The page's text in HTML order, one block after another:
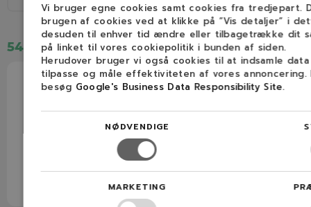
54,00 kr. 32,00 kr.
Vi bruger egne cookies samt cookies fra tredjepart.
brugen af cookies ved at klikke på ”Vis detaljer” i
desuden til enhver tid ændre eller tilbagetrække dit
på linket til vores cookiepolitik i bunden af siden.
Herudover bruger vi også cookies til at indsamle
tilpasse og måle effektiviteten af vores annoncering.
besøg Google's Business Data Responsibility Site.
NØDVENDIGE
MARKETING